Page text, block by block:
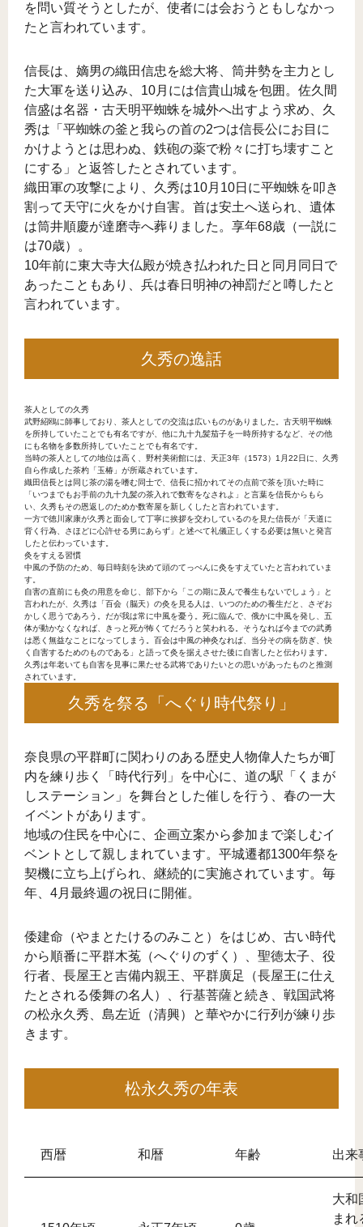
を問い質そうとしたが、使者には会おうともしなかっ
たと言われています。
信長は、嫡男の織田信忠を総大将、筒井勢を主力とし
た大軍を送り込み、10月には信貴山城を包囲。佐久間
信盛は名器・古天明平蜘蛛を城外へ出すよう求め、久
秀は「平蜘蛛の釜と我らの首の2つは信長公にお目に
かけようとは思わぬ、鉄砲の薬で粉々に打ち壊すこと
にする」と返答したとされています。
織田軍の攻撃により、久秀は10月10日に平蜘蛛を叩き
割って天守に火をかけ自害。首は安土へ送られ、遺体
は筒井順慶が達磨寺へ葬りました。享年68歳（一説に
は70歳）。
10年前に東大寺大仏殿が焼き払われた日と同月同日で
あったこともあり、兵は春日明神の神罰だと噂したと
言われています。
久秀の逸話
茶人としての久秀
武野紹鴎に師事しており、茶人としての交流は広いものがありました。古天明平蜘蛛
を所持していたことでも有名ですが、他に九十九髪茄子を一時所持するなど、その他
にも名物を多数所持していたことでも有名です。
当時の茶人としての地位は高く、野村美術館には、天正3年（1573）1月22日に、久秀
自ら作成した茶杓「玉椿」が所蔵されています。
織田信長とは同じ茶の湯を嗜む同士で、信長に招かれてその点前で茶を頂いた時に
「いつまでもお手前の九十九髪の茶入れで数寄をなされよ」と言葉を信長からもら
い、久秀もその恩返しのためか数寄屋を新しくしたと言われています。
一方で徳川家康が久秀と面会して丁寧に挨拶を交わしているのを見た信長が「天道に
背く行為、さほどに心許せる男にあらず」と述べて礼儀正しくする必要は無いと発言
したと伝わっています。
灸をすえる習慣
中風の予防のため、毎日時刻を決めて頭のてっぺんに灸をすえていたと言われていま
す。
自害の直前にも灸の用意を命じ、部下から「この期に及んで養生もないでしょう」と
言われたが、久秀は「百会（脳天）の灸を見る人は、いつのための養生だと、さぞお
かしく思うであろう。だが我は常に中風を憂う。死に臨んで、俄かに中風を発し、五
体が動かなくなれば、きっと死が怖くてだろうと笑われる。そうなれば今までの武勇
は悉く無益なことになってしまう。百会は中風の神灸なれば、当分その病を防ぎ、快
く自害するためのものである」と語って灸を据えさせた後に自害したと伝わります。
久秀は年老いても自害を見事に果たせる武将でありたいとの思いがあったものと推測
されています。
久秀を祭る「へぐり時代祭り」
奈良県の平群町に関わりのある歴史人物偉人たちが町
内を練り歩く「時代行列」を中心に、道の駅「くまが
しステーション」を舞台とした催しを行う、春の一大
イベントがあります。
地域の住民を中心に、企画立案から参加まで楽しむイ
ベントとして親しまれています。平城遷都1300年祭を
契機に立ち上げられ、継続的に実施されています。毎
年、4月最終週の祝日に開催。
倭建命（やまとたけるのみこと）をはじめ、古い時代
から順番に平群木菟（へぐりのずく）、聖徳太子、役
行者、長屋王と吉備内親王、平群廣足（長屋王に仕え
たとされる倭舞の名人）、行基菩薩と続き、戦国武将
の松永久秀、島左近（清興）と華やかに行列が練り歩
きます。
松永久秀の年表
西暦 和暦 年齢 出来
大和
まれ